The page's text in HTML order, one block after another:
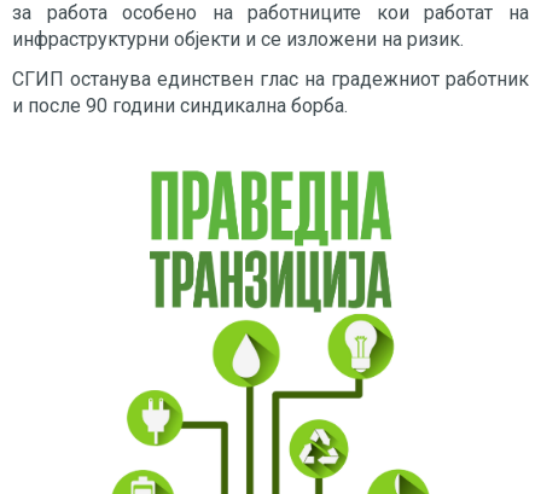
за работа особено на работниците кои работат на
инфраструктурни објекти и се изложени на ризик.
СГИП останува единствен глас на градежниот работник
и после 90 години синдикална борба.